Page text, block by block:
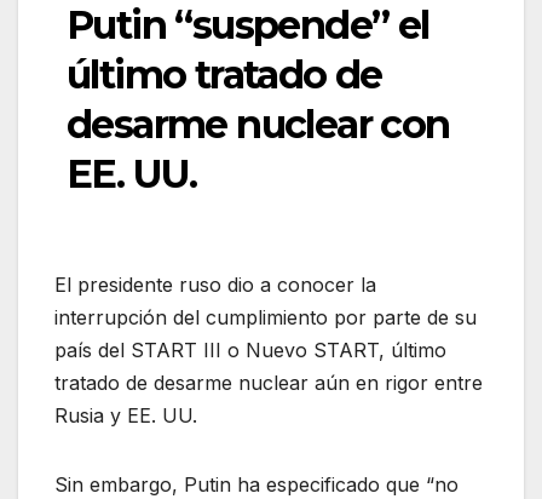
Putin “suspende” el
último tratado de
desarme nuclear con
EE. UU.
El presidente ruso dio a conocer la
interrupción del cumplimiento por parte de su
país del START III o Nuevo START, último
tratado de desarme nuclear aún en rigor entre
Rusia y EE. UU.
Sin embargo, Putin ha especificado que “no